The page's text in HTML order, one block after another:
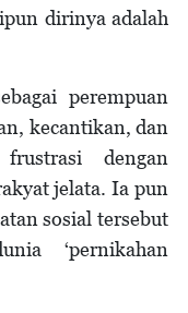
dirinya adalah
perempuan
kecantikan, dan
dengan
jelata. Ia pun
sosial tersebut
‘pernikahan